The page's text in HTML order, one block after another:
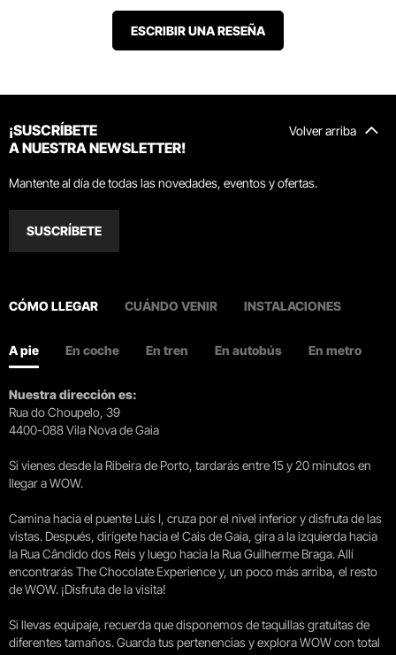
ESCRIBIR UNA RESEÑA
Volver arriba
¡SUSCRÍBETE
A NUESTRA NEWSLETTER!
Mantente al día de todas las novedades, eventos y ofertas.
SUSCRÍBETE
CÓMO LLEGAR CUÁNDO VENIR INSTALACIONES
A pie En coche En tren En autobús En metro
Nuestra dirección es:
Rua do Choupelo, 39
4400-088 Vila Nova de Gaia
Si vienes desde la Ribeira de Porto, tardarás entre 15 y 20 minutos en
llegar a WOW.
Camina hacia el puente Luís I, cruza por el nivel inferior y disfruta de las
vistas. Después, dirígete hacia el Cais de Gaia, gira a la izquierda hacia
la Rua Cândido dos Reis y luego hacia la Rua Guilherme Braga. Allí
encontrarás The Chocolate Experience y, un poco más arriba, el resto
de WOW. ¡Disfruta de la visita!
Si llevas equipaje, recuerda que disponemos de taquillas gratuitas de
diferentes tamaños. Guarda tus pertenencias y explora WOW con total